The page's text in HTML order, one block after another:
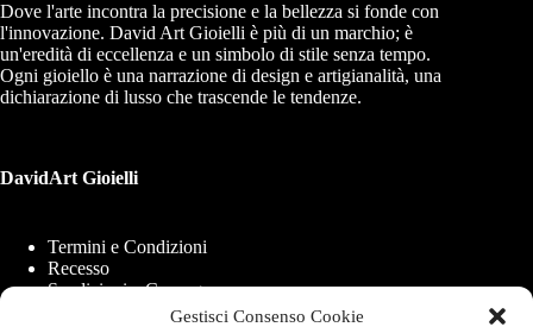
Gestisci Consenso Cookie
Dove l'arte incontra la precisione e la bellezza si fonde con
l'innovazione. David Art Gioielli è più di un marchio; è
un'eredità di eccellenza e un simbolo di stile senza tempo.
Ogni gioiello è una narrazione di design e artigianalità, una
dichiarazione di lusso che trascende le tendenze.
DavidArt Gioielli
Termini e Condizioni
Recesso
Spedizioni e Consegne
Modalità di Pagamento